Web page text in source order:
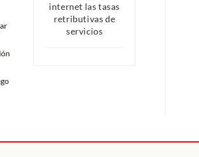
internet las tasas
retributivas de
servicios